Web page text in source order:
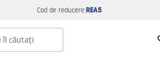
Cod de reducere:REA5